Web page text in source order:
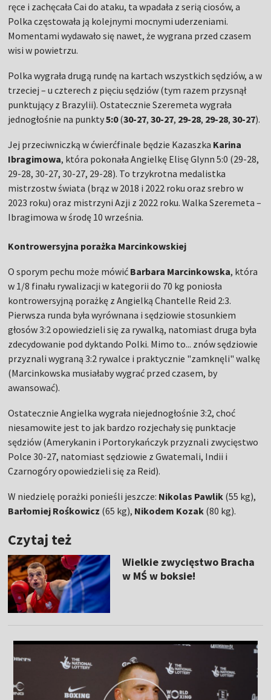
ręce i zachęcała Cai do ataku, ta wpadała z serią ciosów, a
Polka częstowała ją kolejnymi mocnymi uderzeniami.
Momentami wydawało się nawet, że wygrana przed czasem
wisi w powietrzu.
Polka wygrała drugą rundę na kartach wszystkich sędziów, a w
trzeciej – u czterech z pięciu sędziów (tym razem przysnął
punktujący z Brazylii). Ostatecznie Szeremeta wygrała
jednogłośnie na punkty5:0(30-27,30-27, 29-28, 29-28,30-27).
Jej przeciwniczką w ćwierćfinale będzie Kazaszka Karina
Ibragimowa, która pokonała Angielkę Elisę Glynn 5:0 (29-28,
29-28, 30-27, 30-27, 29-28). To trzykrotna medalistka
mistrzostw świata (brąz w 2018 i 2022 roku oraz srebro w
2023 roku) oraz mistrzyni Azji z 2022 roku. Walka Szeremeta –
Ibragimowa w środę 10 września.
Kontrowersyjna porażka Marcinkowskiej
O sporym pechu może mówić Barbara Marcinkowska, która
w 1/8 finału rywalizacji w kategorii do 70 kg poniosła
kontrowersyjną porażkę z Angielką Chantelle Reid 2:3.
Pierwsza runda była wyrównana i sędziowie stosunkiem
głosów 3:2 opowiedzieli się za rywalką, natomiast druga była
zdecydowanie pod dyktando Polki. Mimo to... znów sędziowie
przyznali wygraną 3:2 rywalce i praktycznie "zamknęli" walkę
(Marcinkowska musiałaby wygrać przed czasem, by
awansować).
Ostatecznie Angielka wygrała niejednogłośnie 3:2, choć
niesamowite jest to jak bardzo rozjechały się punktacje
sędziów (Amerykanin i Portorykańczyk przyznali zwycięstwo
Polce 30-27, natomiast sędziowie z Gwatemali, Indii i
Czarnogóry opowiedzieli się za Reid).
W niedzielę porażki ponieśli jeszcze: Nikolas Pawlik (55 kg),
Barłomiej Rośkowicz (65 kg), Nikodem Kozak (80 kg).
Czytaj też
Wielkie zwycięstwo Bracha
w MŚ w boksie!